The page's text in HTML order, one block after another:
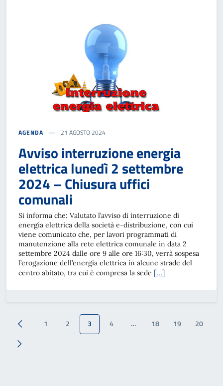
AGENDA 21 AGOSTO 2024
Avviso interruzione energia
elettrica lunedì 2 settembre
2024 – Chiusura uffici
comunali
Si informa che: Valutato l’avviso di interruzione di
energia elettrica della società e-distribuzione, con cui
viene comunicato che, per lavori programmati di
manutenzione alla rete elettrica comunale in data 2
settembre 2024 dalle ore 9 alle ore 16:30, verrà sospesa
l’erogazione dell’energia elettrica in alcune strade del
centro abitato, tra cui è compresa la sede […]
1 2 3 4 … 18 19 20